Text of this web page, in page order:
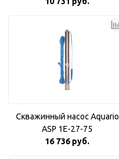
Скважинный насос Aquario
ASP 1E-27-75
16 736 руб.